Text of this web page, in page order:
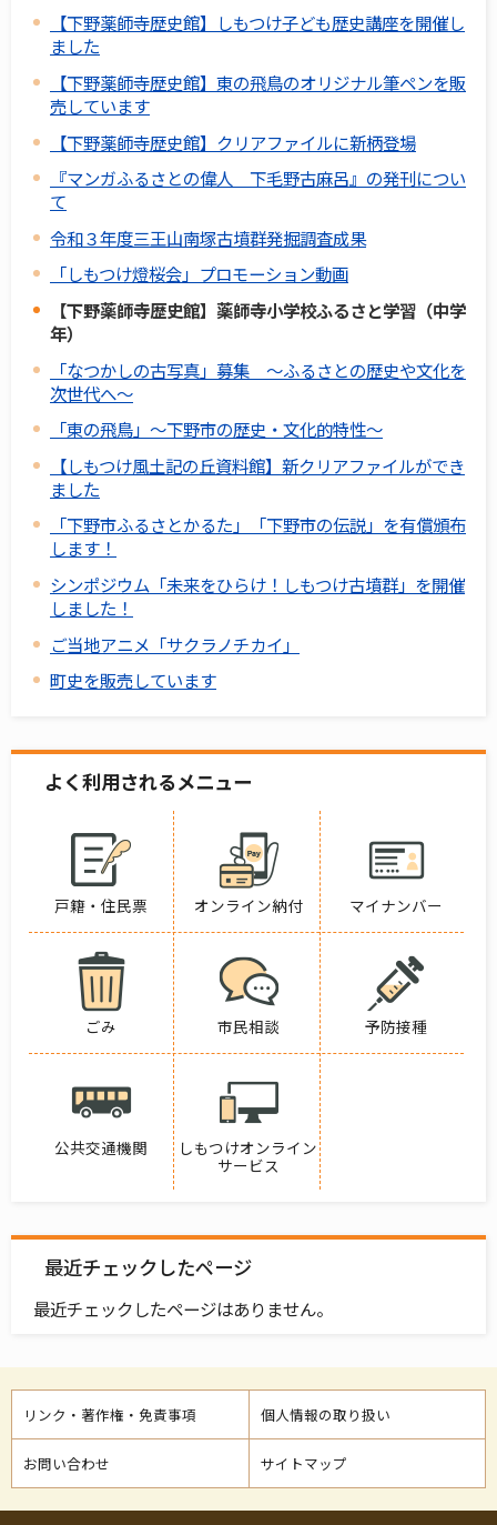
【下野薬師寺歴史館】しもつけ子ども歴史講座を開催し
ました
【下野薬師寺歴史館】東の飛鳥のオリジナル筆ペンを販
売しています
【下野薬師寺歴史館】クリアファイルに新柄登場
『マンガふるさとの偉人 下毛野古麻呂』の発刊につい
て
令和３年度三王山南塚古墳群発掘調査成果
「しもつけ燈桜会」プロモーション動画
【下野薬師寺歴史館】薬師寺小学校ふるさと学習（中学
年）
「なつかしの古写真」募集 ～ふるさとの歴史や文化を
次世代へ～
「東の飛鳥」～下野市の歴史・文化的特性～
【しもつけ風土記の丘資料館】新クリアファイルができ
ました
「下野市ふるさとかるた」「下野市の伝説」を有償頒布
します！
シンポジウム「未来をひらけ！しもつけ古墳群」を開催
しました！
ご当地アニメ「サクラノチカイ」
町史を販売しています
よく利用されるメニュー
戸籍・住民票 オンライン納付 マイナンバー
ごみ 市民相談 予防接種
公共交通機関
しもつけオンライン
サービス
最近チェックしたページ
最近チェックしたページはありません。
リンク・著作権・免責事項 個人情報の取り扱い
お問い合わせ サイトマップ